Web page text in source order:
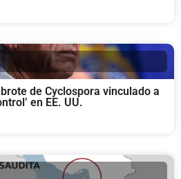
de Cyclospora vinculado a
en EE. UU.